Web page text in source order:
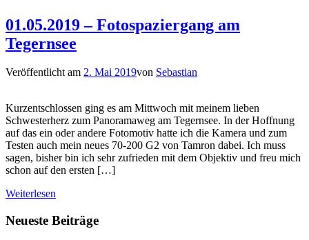
01.05.2019 – Fotospaziergang am
Tegernsee
Veröffentlicht am 2. Mai 2019von Sebastian
Kurzentschlossen ging es am Mittwoch mit meinem lieben
Schwesterherz zum Panoramaweg am Tegernsee. In der Hoffnung
auf das ein oder andere Fotomotiv hatte ich die Kamera und zum
Testen auch mein neues 70-200 G2 von Tamron dabei. Ich muss
sagen, bisher bin ich sehr zufrieden mit dem Objektiv und freu mich
schon auf den ersten […]
Weiterlesen
Neueste Beiträge